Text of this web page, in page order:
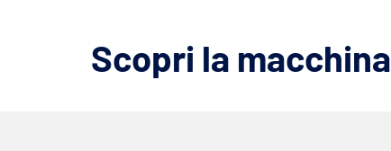
Scopri la macchina